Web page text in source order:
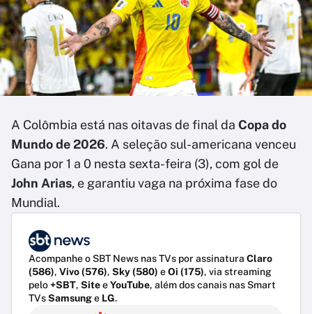
A Colômbia está nas oitavas de final da Copa do
Mundo de 2026. A seleção sul-americana venceu
Gana por 1 a 0 nesta sexta-feira (3), com gol de
John Arias, e garantiu vaga na próxima fase do
Mundial.
Acompanhe o SBT News nas TVs por assinatura Claro
(586), Vivo (576), Sky (580) eOi (175), via streaming
pelo+SBT, SiteeYouTube, além dos canais nas Smart
TVsSamsunge LG.